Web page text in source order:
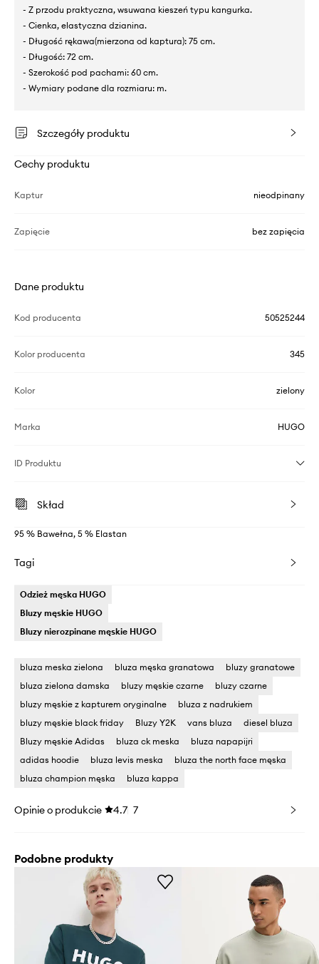
- Z przodu praktyczna, wsuwana kieszeń typu kangurka.
- Cienka, elastyczna dzianina.
- Długość rękawa(mierzona od kaptura): 75 cm.
- Długość: 72 cm.
- Szerokość pod pachami: 60 cm.
- Wymiary podane dla rozmiaru: m.
Szczegóły produktu
Cechy produktu
Kaptur nieodpinany
Zapięcie bez zapięcia
Dane produktu
Kod producenta 50525244
Kolor producenta 345
Kolor zielony
Marka HUGO
ID Produktu
Skład
95 % Bawełna, 5 % Elastan
Tagi
Odzież męska HUGO
Bluzy męskie HUGO
Bluzy nierozpinane męskie HUGO
bluza meska zielona bluza męska granatowa
bluzy granatowe
bluza zielona damska
bluzy męskie czarne
bluzy czarne
bluzy męskie z kapturem oryginalne
bluza z nadrukiem
bluzy męskie black friday
Bluzy Y2K vans bluza
diesel bluza
Bluzy męskie Adidas
bluza ck meska
bluza napapijri
adidas hoodie
bluza levis meska
bluza the north face męska
bluza champion męska
bluza kappa
Opinie o produkcie 4.7 7
Podobne produkty